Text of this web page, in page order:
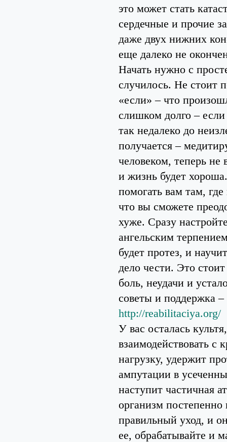
это может стать
сердечные и прочие
даже двух нижних
еще далеко не
Начать нужно с
случилось. Не стоит
«если» – что
слишком долго – если
так недалеко до
получается –
человеком, теперь не
и жизнь будет
помогать вам там,
что вы сможете
хуже. Сразу
ангельским
будет протез, и
дело чести. Это
боль, неудачи и
советы и поддержка –
http://reabilitaciya.org/
У вас осталась
взаимодействовать с
нагрузку, удержит
ампутации в
наступит частичная
организм
правильный уход, и
ее, обрабатывайте и